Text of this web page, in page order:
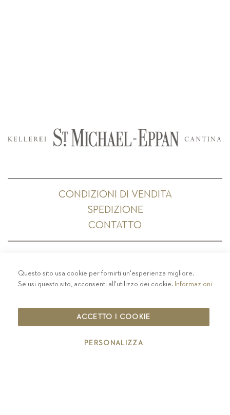
CONDIZIONI DI VENDITA
SPEDIZIONE
CONTATTO
PRIVACY-COLOPHON - COOKIE POLICY
CODICE ETICO
IT00126670215
Questo sito usa cookie per fornirti un'esperienza migliore.
Se usi questo sito, acconsenti all'utilizzo dei cookie. Informazioni
ACCETTO I COOKIE
PERSONALIZZA